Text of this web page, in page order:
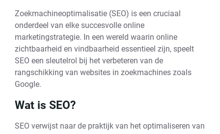
Zoekmachineoptimalisatie (SEO) is een cruciaal
onderdeel van elke succesvolle online
marketingstrategie. In een wereld waarin online
zichtbaarheid en vindbaarheid essentieel zijn, speelt
SEO een sleutelrol bij het verbeteren van de
rangschikking van websites in zoekmachines zoals
Google.
Wat is SEO?
SEO verwijst naar de praktijk van het optimaliseren van